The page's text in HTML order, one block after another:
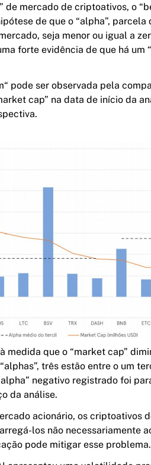
de mercado de criptoativos, o
de que o “alpha”, parcela
seja menor ou igual a
forte evidência de que há um
pode ser observada pela
cap” na data de início da
medida que o “market cap”
três estão entre o um
negativo registrado foi
da análise.
acionário, os criptoativos
los não necessariamente
pode mitigar esse problema.